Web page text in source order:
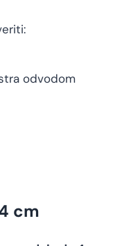
odvodom
cm